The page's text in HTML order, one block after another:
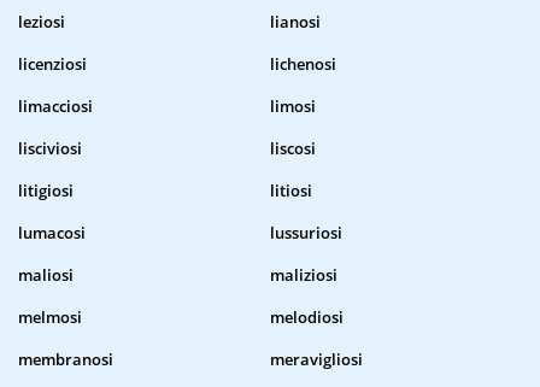
leziosi
lianosi
licenziosi
lichenosi
limacciosi
limosi
lisciviosi
liscosi
litigiosi
litiosi
lumacosi
lussuriosi
maliosi
maliziosi
melmosi
melodiosi
membranosi
meravigliosi